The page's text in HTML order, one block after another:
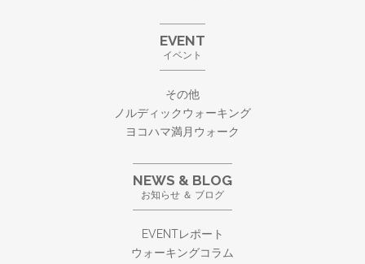
EVENT
イベント
その他
ノルディックウォーキング
ヨコハマ満月ウォーク
NEWS & BLOG
お知らせ ＆ ブログ
EVENTレポート
ウォーキングコラム